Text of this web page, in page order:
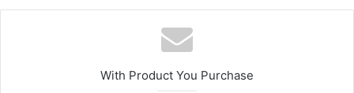
With Product You Purchase